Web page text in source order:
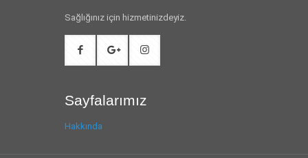
Sağlığınız için hizmetinizdeyiz.
Sayfalarımız
Hakkında